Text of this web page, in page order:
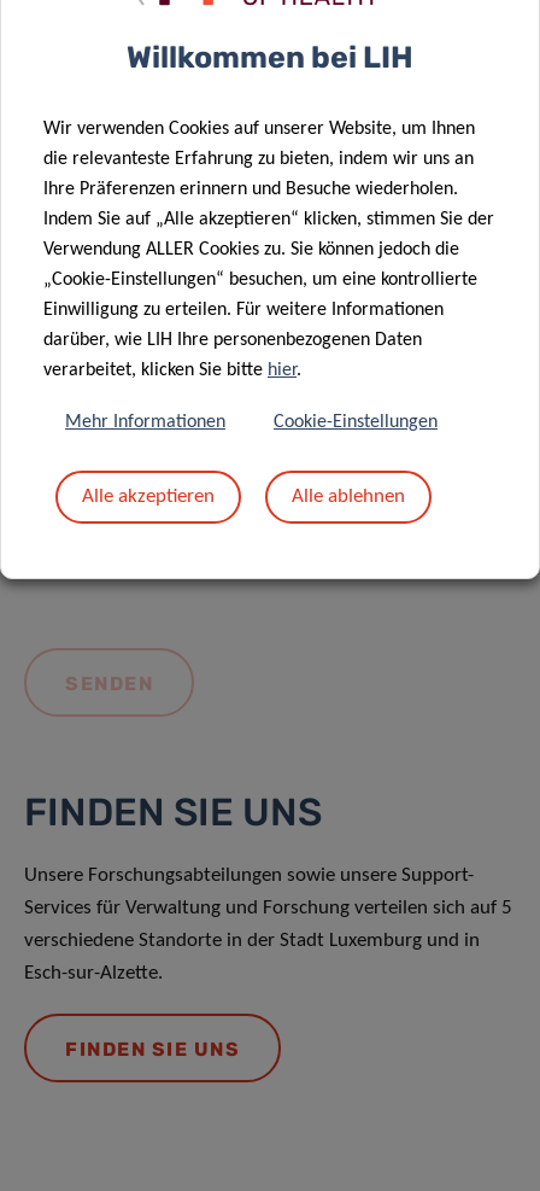
Nachricht
Mit dem Absenden Ihrer Nachricht erklären Sie
sich einverstanden mit
die LIH-
FINDEN SIE UNS
Unsere Forschungsabteilungen sowie unsere Support-
Services für Verwaltung und Forschung verteilen sich auf 5
verschiedene Standorte in der Stadt Luxemburg und in
Esch-sur-Alzette.
FINDEN SIE UNS
Willkommen bei LIH
Wir verwenden Cookies auf unserer Website, um Ihnen
die relevanteste Erfahrung zu bieten, indem wir uns an
Ihre Präferenzen erinnern und Besuche wiederholen.
Indem Sie auf „Alle akzeptieren“ klicken, stimmen Sie der
Verwendung ALLER Cookies zu. Sie können jedoch die
„Cookie-Einstellungen“ besuchen, um eine kontrollierte
Einwilligung zu erteilen. Für weitere Informationen
darüber, wie LIH Ihre personenbezogenen Daten
verarbeitet, klicken Sie bitte hier.
Mehr Informationen Cookie-Einstellungen
Alle akzeptieren Alle ablehnen